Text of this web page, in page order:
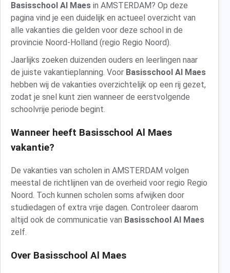
Basisschool Al Maes in AMSTERDAM? Op deze
pagina vind je een duidelijk en actueel overzicht van
alle vakanties die gelden voor deze school in de
provincie Noord-Holland (regio Regio Noord).
Jaarlijks zoeken duizenden ouders en leerlingen naar
de juiste vakantieplanning. Voor Basisschool Al Maes
hebben wij de vakanties overzichtelijk op een rij gezet,
zodat je snel kunt zien wanneer de eerstvolgende
schoolvrije periode begint.
Wanneer heeft Basisschool Al Maes
vakantie?
De vakanties van scholen in AMSTERDAM volgen
meestal de richtlijnen van de overheid voor regio Regio
Noord. Toch kunnen scholen soms afwijken door
studiedagen of extra vrije dagen. Controleer daarom
altijd ook de communicatie van Basisschool Al Maes
zelf.
Over Basisschool Al Maes